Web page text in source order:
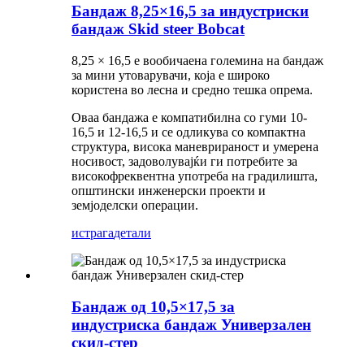
Бандаж 8,25×16,5 за индустриски
бандаж Skid steer Bobcat
8,25 × 16,5 е вообичаена големина на бандаж
за мини утоварувачи, која е широко
користена во лесна и средно тешка опрема.
Оваа бандажа е компатибилна со гуми 10-
16,5 и 12-16,5 и се одликува со компактна
структура, висока маневрираност и умерена
носивост, задоволувајќи ги потребите за
високофреквентна употреба на градилишта,
општински инженерски проекти и
земјоделски операции.
истрагадетали
Бандаж од 10,5×17,5 за
индустриска бандаж Универзален
скид-стер